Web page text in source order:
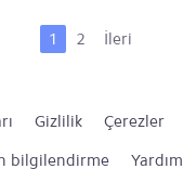
1 2 İleri
Gizlilik Çerezler
bilgilendirme
Yardım